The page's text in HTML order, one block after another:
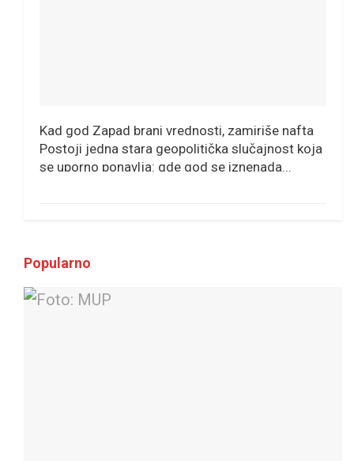
Kad god Zapad brani vrednosti, zamiriše nafta
Postoji jedna stara geopolitička slučajnost koja
se uporno ponavlja: gde god se iznenada...
Popularno